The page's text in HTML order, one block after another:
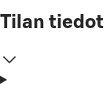
Tilan tiedot